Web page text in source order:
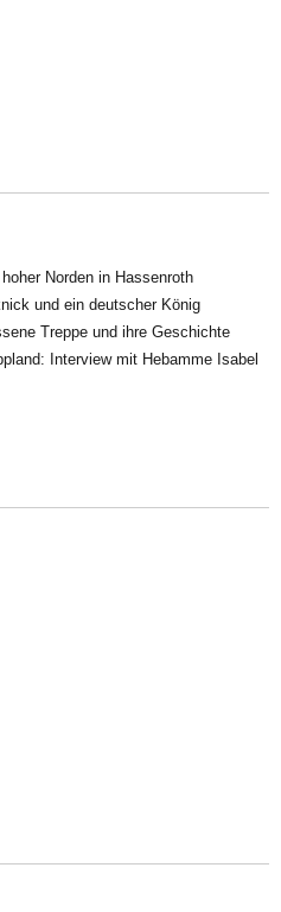
Norden in Hassenroth
und ein deutscher König
Treppe und ihre Geschichte
Interview mit Hebamme Isabel